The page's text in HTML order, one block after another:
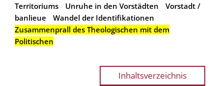
Territoriums
Unruhe in den Vorstädten
Vorstadt /
banlieue
Wandel der Identifikationen
Zusammenprall des Theologischen mit dem
Politischen
Inhaltsverzeichnis